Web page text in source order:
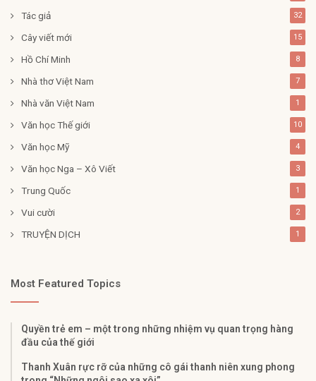
Tác giả 32
Cây viết mới 15
Hồ Chí Minh 8
Nhà thơ Việt Nam 7
Nhà văn Việt Nam 1
Văn học Thế giới 10
Văn học Mỹ 4
Văn học Nga – Xô Viết 3
Trung Quốc 1
Vui cười 2
TRUYỆN DỊCH 1
Most Featured Topics
Quyền trẻ em – một trong những nhiệm vụ quan trọng hàng
đầu của thế giới
Thanh Xuân rực rỡ của những cô gái thanh niên xung phong